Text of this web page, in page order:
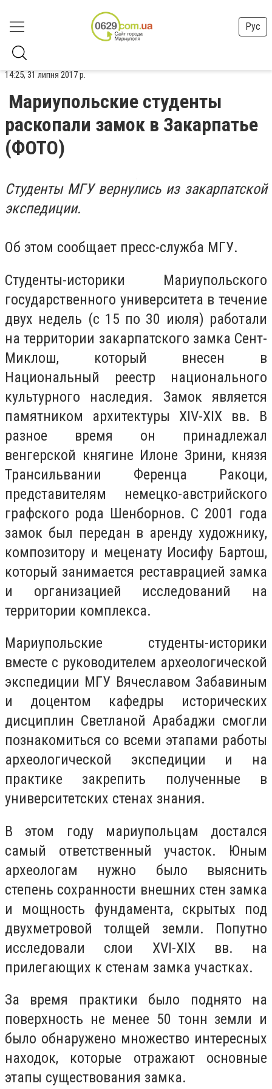
Рус
14:25, 31 липня 2017 р.
Мариупольские студенты
раскопали замок в Закарпатье
(ФОТО)
Студенты МГУ вернулись из закарпатской
экспедиции.
Об этом сообщает пресс-служба МГУ.
Студенты-историки Мариупольского
государственного университета в течение
двух недель (с 15 по 30 июля) работали
на территории закарпатского замка Сент-
Миклош, который внесен в
Национальный реестр национального
культурного наследия. Замок является
памятником архитектуры XIV-XIX вв. В
разное время он принадлежал
венгерской княгине Илоне Зрини, князя
Трансильвании Ференца Ракоци,
представителям немецко-австрийского
графского рода Шенборнов. С 2001 года
замок был передан в аренду художнику,
композитору и меценату Иосифу Бартош,
который занимается реставрацией замка
и организацией исследований на
территории комплекса.
Мариупольские студенты-историки
вместе с руководителем археологической
экспедиции МГУ Вячеславом Забавиным
и доцентом кафедры исторических
дисциплин Светланой Арабаджи смогли
познакомиться со всеми этапами работы
археологической экспедиции и на
практике закрепить полученные в
университетских стенах знания.
В этом году мариупольцам достался
самый ответственный участок. Юным
археологам нужно было выяснить
степень сохранности внешних стен замка
и мощность фундамента, скрытых под
двухметровой толщей земли. Попутно
исследовали слои XVI-XIX вв. на
прилегающих к стенам замка участках.
За время практики было поднято на
поверхность не менее 50 тонн земли и
было обнаружено множество интересных
находок, которые отражают основные
этапы существования замка.